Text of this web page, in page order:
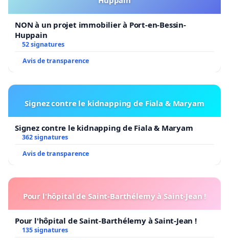
NON à un projet immobilier à Port-en-Bessin-
Huppain
52 signatures
Avis de transparence
Signez contre le kidnapping de Fiala & Maryam
Signez contre le kidnapping de Fiala & Maryam
362 signatures
Avis de transparence
Pour l'hôpital de Saint-Barthélemy à Saint-Jean !
Pour l'hôpital de Saint-Barthélemy à Saint-Jean !
135 signatures